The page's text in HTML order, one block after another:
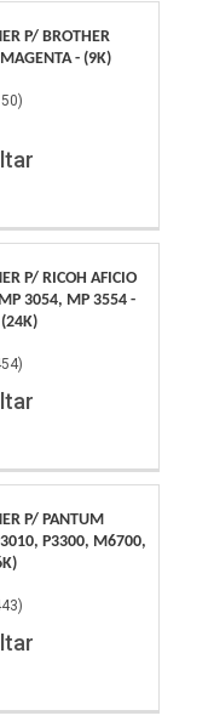
P/ BROTHER
- (9K)
)
P/ RICOH AFICIO
3054, MP 3554 -
)
P/ PANTUM
P3300, M6700,
)